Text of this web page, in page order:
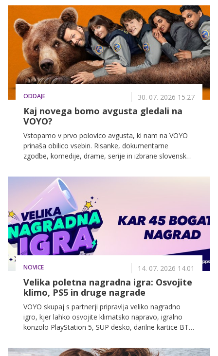
Kapov. V nadaljevanju jo spoznajte nekoliko bolje in
odkrijte, kdo je mlada igralka, ki se vse bolj uveljavlja
pred kamerami.
ODDAJE 30. 07. 2026 15.27
Kaj novega bomo avgusta gledali na
VOYO?
Vstopamo v prvo polovico avgusta, ki nam na VOYO
prinaša obilico vsebin. Risanke, dokumentarne
zgodbe, komedije, drame, serije in izbrane slovenske
Lea Mihevc in ostali vas v prihodnjih dneh čakajo na
NOVICE 14. 07. 2026 14.01
Velika poletna nagradna igra: Osvojite
klimo, PS5 in druge nagrade
VOYO skupaj s partnerji pripravlja veliko nagradno
igro, kjer lahko osvojite klimatsko napravo, igralno
konzolo PlayStation 5, SUP desko, darilne kartice BTC
lahko hitro sodelujete.